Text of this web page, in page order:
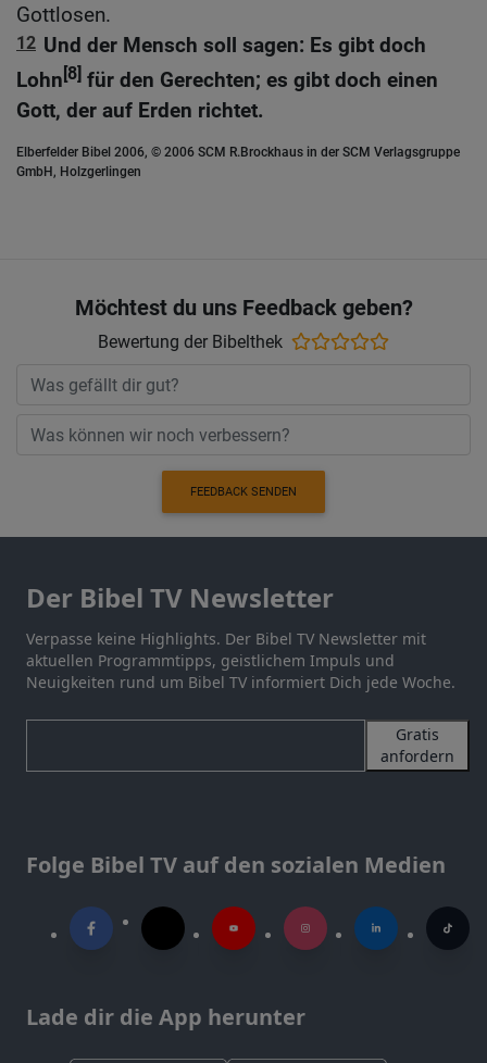
Gottlosen.
12 Und der Mensch soll sagen: Es gibt doch
Lohn [8] für den Gerechten; es gibt doch einen
Gott, der auf Erden richtet.
Elberfelder Bibel 2006, © 2006 SCM R.Brockhaus in der SCM Verlagsgruppe
GmbH, Holzgerlingen
Möchtest du uns Feedback geben?
Bewertung der Bibelthek
FEEDBACK SENDEN
Der Bibel TV Newsletter
Verpasse keine Highlights. Der Bibel TV Newsletter mit
aktuellen Programmtipps, geistlichem Impuls und
Neuigkeiten rund um Bibel TV informiert Dich jede Woche.
Gratis
anfordern
Folge Bibel TV auf den sozialen Medien
Lade dir die App herunter